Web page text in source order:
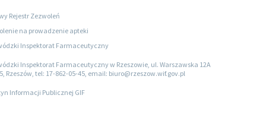
Rejestr Zezwoleń
na prowadzenie apteki
Inspektorat Farmaceutyczny
Inspektorat Farmaceutyczny w Rzeszowie, ul. Warszawska 12A
Rzeszów, tel: 17-862-05-45, email: biuro@rzeszow.wif.gov.pl
Informacji Publicznej GIF